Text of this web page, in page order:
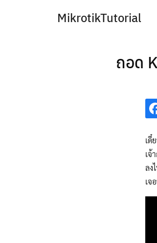
MikrotikTutorial
ถอด
เดี๋
เจ้
ลง
เจ